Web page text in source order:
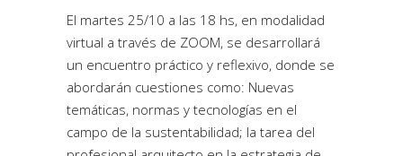
El martes 25/10 a las 18 hs, en modalidad
virtual a través de ZOOM, se desarrollará
un encuentro práctico y reflexivo, donde se
abordarán cuestiones como: Nuevas
temáticas, normas y tecnologías en el
campo de la sustentabilidad; la tarea del